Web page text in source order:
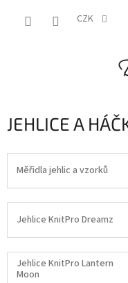
CZK
JEHLICE A
Měřidla jehlic a vzorků
Jehlice KnitPro Dreamz
Jehlice KnitPro Lantern
Moon